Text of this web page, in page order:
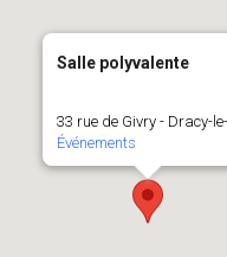
Salle polyvalente
33 rue de Givry - Dracy-
Événements